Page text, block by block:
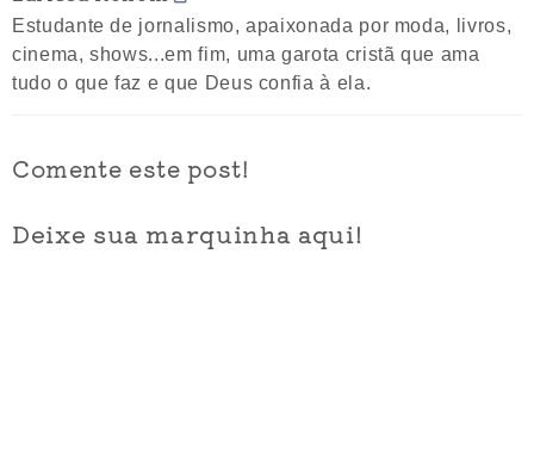
Estudante de jornalismo, apaixonada por moda, livros,
cinema, shows...em fim, uma garota cristã que ama
tudo o que faz e que Deus confia à ela.
Comente este post!
Deixe sua marquinha aqui!